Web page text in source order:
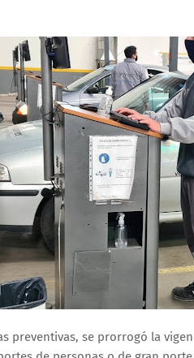
preventivas, se prorrogó la